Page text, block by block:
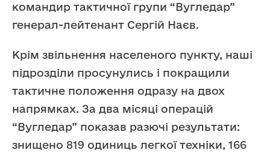
командир тактичної групи “Вугледар”
генерал-лейтенант Сергій Наєв.
Крім звільнення населеного пункту, наші
підрозділи просунулись і покращили
тактичне положення одразу на двох
напрямках. За два місяці операцій
“Вугледар” показав разючі результати:
знищено 819 одиниць легкої техніки, 166